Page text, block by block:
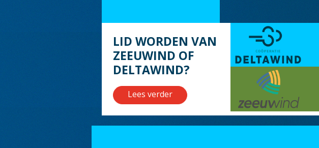
LID WORDEN VAN
ZEEUWIND OF
DELTAWIND?
Lees verder